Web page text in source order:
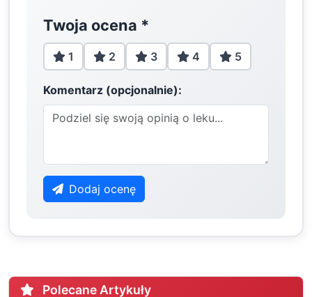
Twoja ocena *
1 2 3 4 5
Komentarz (opcjonalnie):
Dodaj ocenę
Polecane Artykuły